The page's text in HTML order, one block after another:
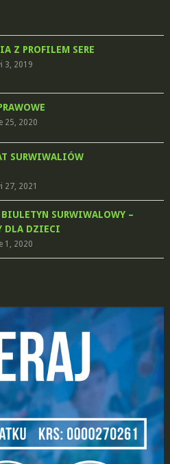
Z PROFILEM SERE
3, 2019
25, 2020
SURWIWALIÓW
27, 2021
SURWIWALOWY –
DLA DZIECI
1, 2020